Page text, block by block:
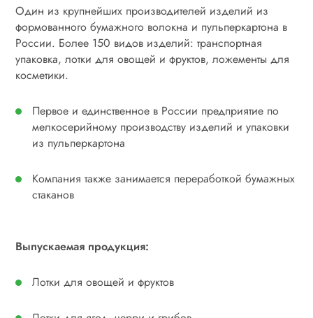
Один из крупнейших производителей изделий из
формованного бумажного волокна и пульперкартона в
России. Более 150 видов изделий: транспортная
упаковка, лотки для овощей и фруктов, ложементы для
косметики.
Первое и единственное в России предприятие по
мелкосерийному производству изделий и упаковки
из пульперкартона
Компания также занимается переработкой бумажных
стаканов
Выпускаемая продукция:
Лотки для овощей и фруктов